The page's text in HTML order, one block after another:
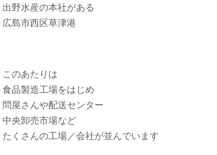
出野水産の本社がある
広島市西区草津港
このあたりは
食品製造工場をはじめ
問屋さんや配送センター
中央卸売市場など
たくさんの工場／会社が並んでいます